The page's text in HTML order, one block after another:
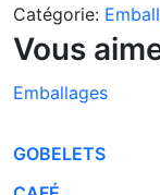
Catégorie:
Vous
Emballages
GOBELETS